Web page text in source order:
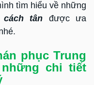
tìm hiểu về những
cách tân được ưa
phục Trung
chi tiết